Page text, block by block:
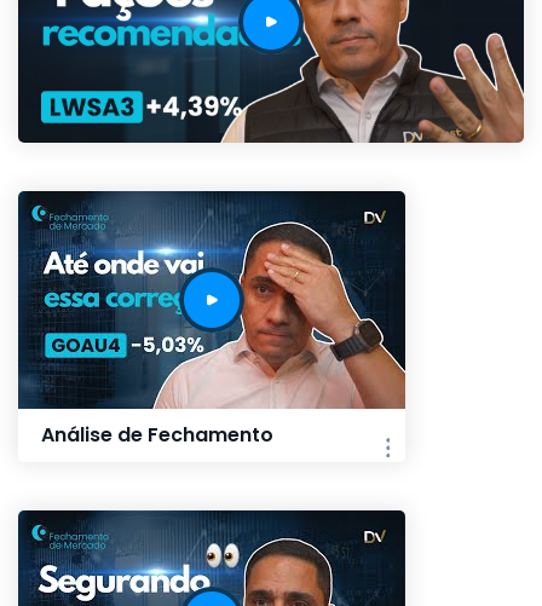
Análise de Fechamento